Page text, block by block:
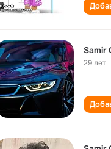
Samir
29 лет